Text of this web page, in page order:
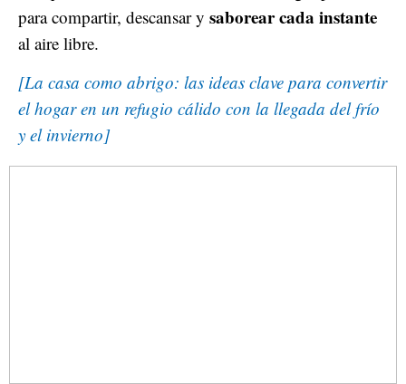
para compartir, descansar y saborear cada instante
al aire libre.
[La casa como abrigo: las ideas clave para convertir
el hogar en un refugio cálido con la llegada del frío
y el invierno]